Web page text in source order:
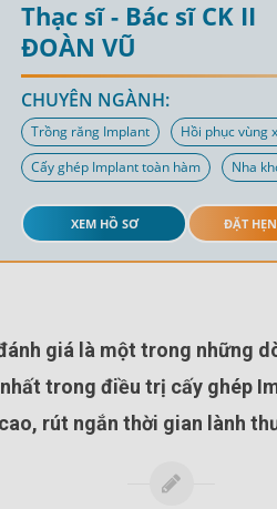
Thạc sĩ - Bác sĩ CK II
ĐOÀN VŨ
CHUYÊN NGÀNH:
Trồng răng Implant Hồi phục vùng
Cấy ghép Implant toàn hàm
Nha
XEM HỒ SƠ ĐẶT
trong điều trị cấy ghép
rút ngắn thời gian lành